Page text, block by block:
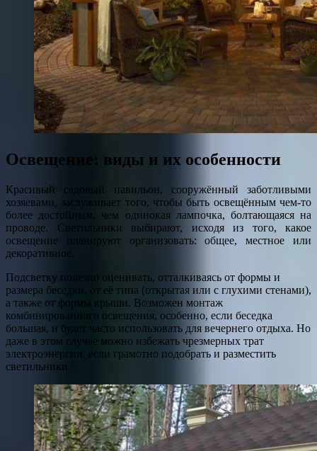
Освещение: виды и их особенности
Красивый садовый павильон, сооружённый заботливыми
хозяевами, заслуживает того, чтобы быть освещённым чем-то
более достойным, чем одинокая лампочка, болтающаяся на
проводе. Светильники выбирают, исходя из того, какое
освещение планируют организовать: общее, местное или
декоративное.
Подсветку полезно оценивать, отталкиваясь от формы и
размера беседки, от её типа (открытая или с глухими стенами),
а также от формы крыши. Возможен монтаж
комбинированного освещения, особенно, если беседка
большая, и будет часто использовать для вечернего отдыха. Но
даже в этом случае можно избежать чрезмерных трат
электроэнергии, если грамотно подобрать и разместить
светильники.